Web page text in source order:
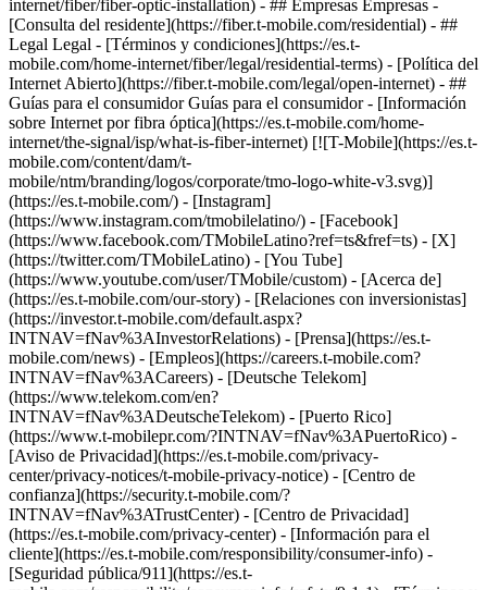
internet/fiber/fiber-optic-installation) - ## Empresas Empresas -
[Consulta del residente](https://fiber.t-mobile.com/residential) - ##
Legal Legal - [Términos y condiciones](https://es.t-
mobile.com/home-internet/fiber/legal/residential-terms) - [Política del
Internet Abierto](https://fiber.t-mobile.com/legal/open-internet) - ##
Guías para el consumidor Guías para el consumidor - [Información
sobre Internet por fibra óptica](https://es.t-mobile.com/home-
internet/the-signal/isp/what-is-fiber-internet) [![T-Mobile](https://es.t-
mobile.com/content/dam/t-
mobile/ntm/branding/logos/corporate/tmo-logo-white-v3.svg)]
(https://es.t-mobile.com/) - [Instagram]
(https://www.instagram.com/tmobilelatino/) - [Facebook]
(https://www.facebook.com/TMobileLatino?ref=ts&fref=ts) - [X]
(https://twitter.com/TMobileLatino) - [You Tube]
(https://www.youtube.com/user/TMobile/custom) - [Acerca de]
(https://es.t-mobile.com/our-story) - [Relaciones con inversionistas]
(https://investor.t-mobile.com/default.aspx?
INTNAV=fNav%3AInvestorRelations) - [Prensa](https://es.t-
mobile.com/news) - [Empleos](https://careers.t-mobile.com?
INTNAV=fNav%3ACareers) - [Deutsche Telekom]
(https://www.telekom.com/en?
INTNAV=fNav%3ADeutscheTelekom) - [Puerto Rico]
(https://www.t-mobilepr.com/?INTNAV=fNav%3APuertoRico) -
[Aviso de Privacidad](https://es.t-mobile.com/privacy-
center/privacy-notices/t-mobile-privacy-notice) - [Centro de
confianza](https://security.t-mobile.com/?
INTNAV=fNav%3ATrustCenter) - [Centro de Privacidad]
(https://es.t-mobile.com/privacy-center) - [Información para el
cliente](https://es.t-mobile.com/responsibility/consumer-info) -
[Seguridad pública/911](https://es.t-